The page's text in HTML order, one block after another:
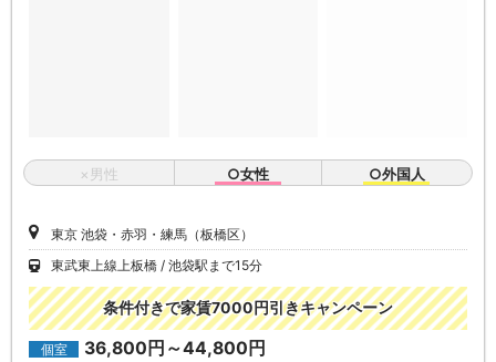
×男性 ○女性 ○外国人
東京 池袋・赤羽・練馬（板橋区）
東武東上線上板橋
池袋駅まで15分
条件付きで家賃7000円引きキャンペーン
個室 36,800円～44,800円